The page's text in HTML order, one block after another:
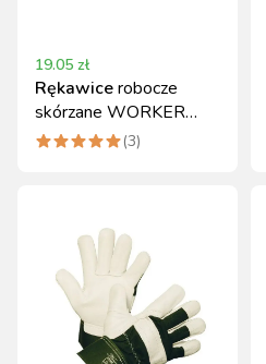
19.05 zł
Rękawicerobocze
skórzane WORKER
rozmiar 8 KERBL
(3)